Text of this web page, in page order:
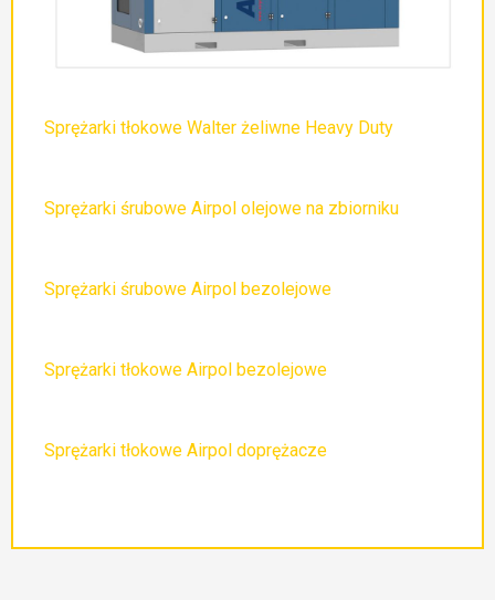
Sprężarki tłokowe Walter żeliwne Heavy Duty
Sprężarki śrubowe Airpol olejowe na zbiorniku
Sprężarki śrubowe Airpol bezolejowe
Sprężarki tłokowe Airpol bezolejowe
Sprężarki tłokowe Airpol doprężacze